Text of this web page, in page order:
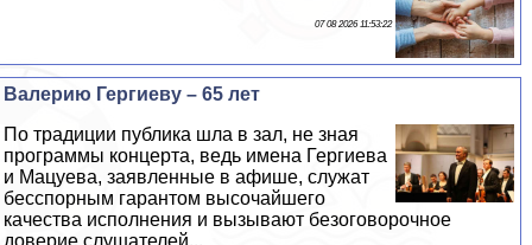
07 08 2026 11:53:22
Валерию Гергиеву – 65 лет
По традиции публика шла в зал, не зная
программы концерта, ведь имена Гергиева
и Мацуева, заявленные в афише, служат
бесспopным гарантом высочайшего
качества исполнения и вызывают безоговорочное
доверие слушателей...